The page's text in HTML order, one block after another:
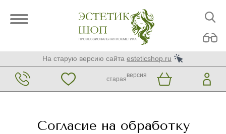
На старую версию сайта esteticshop.ru
старая
версия
Согласие на обработку